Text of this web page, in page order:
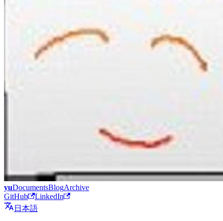
yuDocumentsBlogArchive
GitHub
LinkedIn
日本語